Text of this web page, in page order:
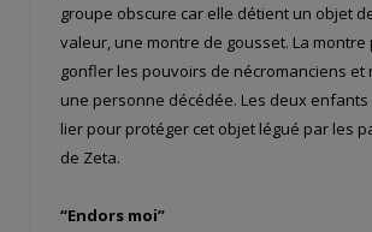
groupe obscure car elle détient un objet
valeur, une montre de gousset. La
gonfler les pouvoirs de nécromanciens et
une personne décédée. Les deux
lier pour protéger cet objet légué par les
de Zeta.
“Endors moi”